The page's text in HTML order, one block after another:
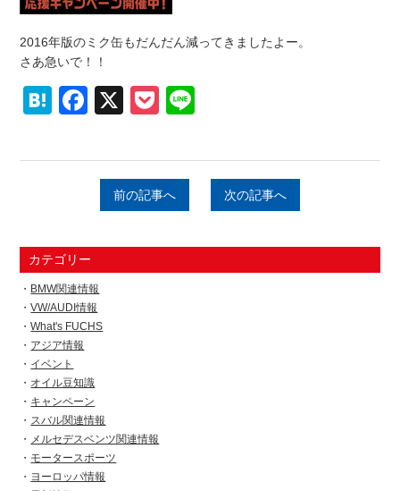
カテゴリー
BMW関連情報
VW/AUDI情報
What's FUCHS
アジア情報
イベント
オイル豆知識
キャンペーン
スバル関連情報
メルセデスベンツ関連情報
モータースポーツ
ヨーロッパ情報
2016年版のミク缶もだんだん減ってきましたよー。
さあ急いで！！
Hatena
Facebook
X Pocket
前の記事へ 次の記事へ